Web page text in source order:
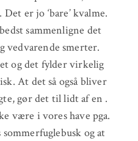
er jo ‘bare’ kvalme.
sammenligne det
vedvarende smerter.
og det fylder virkelig
At det så også bliver
gør det til lidt af en .
være i vores have pga.
og at